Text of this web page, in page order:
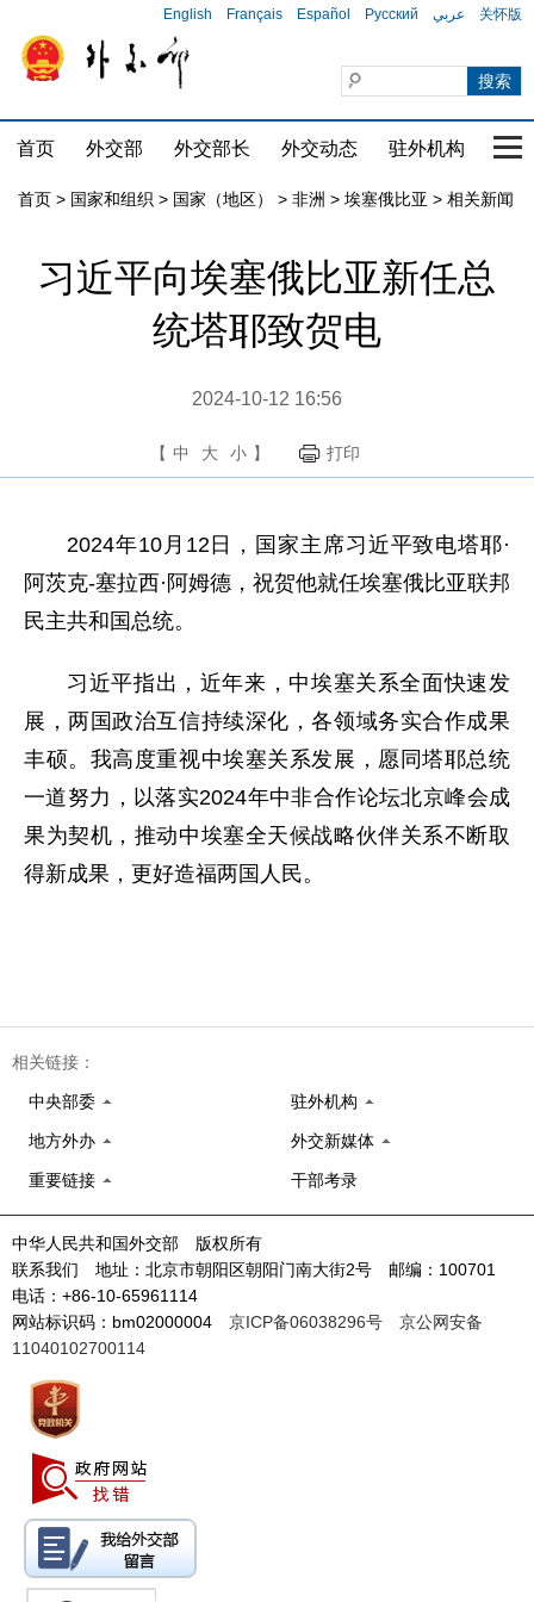
English Français Español Русский عربي 关怀版
首页 外交部 外交部长 外交动态 驻外机构 国
首页 > 国家和组织 > 国家（地区） > 非洲 > 埃塞俄比亚 > 相关新闻
习近平向埃塞俄比亚新任总
统塔耶致贺电
2024-10-12 16:56
【 中 大 小 】 打印
2024年10月12日，国家主席习近平致电塔耶·
阿茨克-塞拉西·阿姆德，祝贺他就任埃塞俄比亚联邦
民主共和国总统。
习近平指出，近年来，中埃塞关系全面快速发
展，两国政治互信持续深化，各领域务实合作成果
丰硕。我高度重视中埃塞关系发展，愿同塔耶总统
一道努力，以落实2024年中非合作论坛北京峰会成
果为契机，推动中埃塞全天候战略伙伴关系不断取
得新成果，更好造福两国人民。
相关链接：
中央部委 驻外机构
地方外办 外交新媒体
重要链接 干部考录
中华人民共和国外交部 版权所有
联系我们 地址：北京市朝阳区朝阳门南大街2号 邮编：100701
电话：+86-10-65961114
网站标识码：bm02000004 京ICP备06038296号
京公网安备
11040102700114